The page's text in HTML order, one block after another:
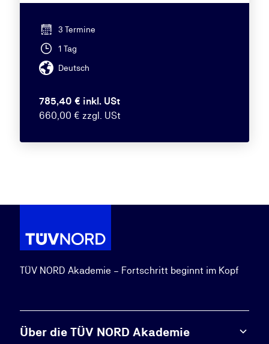
3 Termine
1 Tag
Deutsch
785,40 € inkl. USt
660,00 € zzgl. USt
TÜV NORD Akademie – Fortschritt beginnt im Kopf
Über die TÜV NORD Akademie